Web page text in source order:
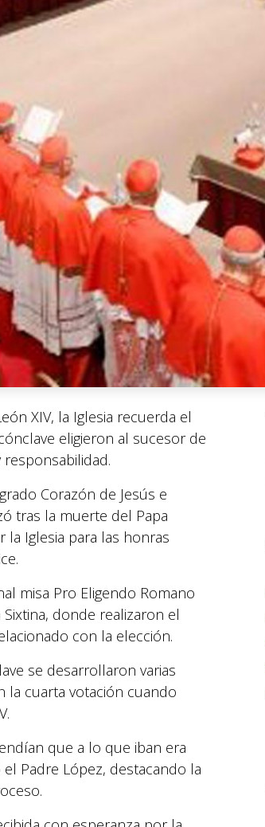
XIV, la Iglesia recuerda el
eligieron al sucesor de
Corazón de Jesús e
tras la muerte del Papa
Iglesia para las honras
misa Pro Eligendo Romano
donde realizaron el
con la elección.
se desarrollaron varias
la cuarta votación cuando
que a lo que iban era
Padre López, destacando la